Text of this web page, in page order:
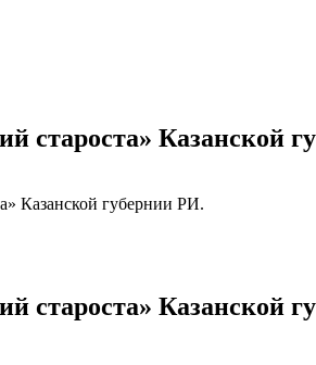
староста» Казанской
Казанской губернии РИ.
староста» Казанской